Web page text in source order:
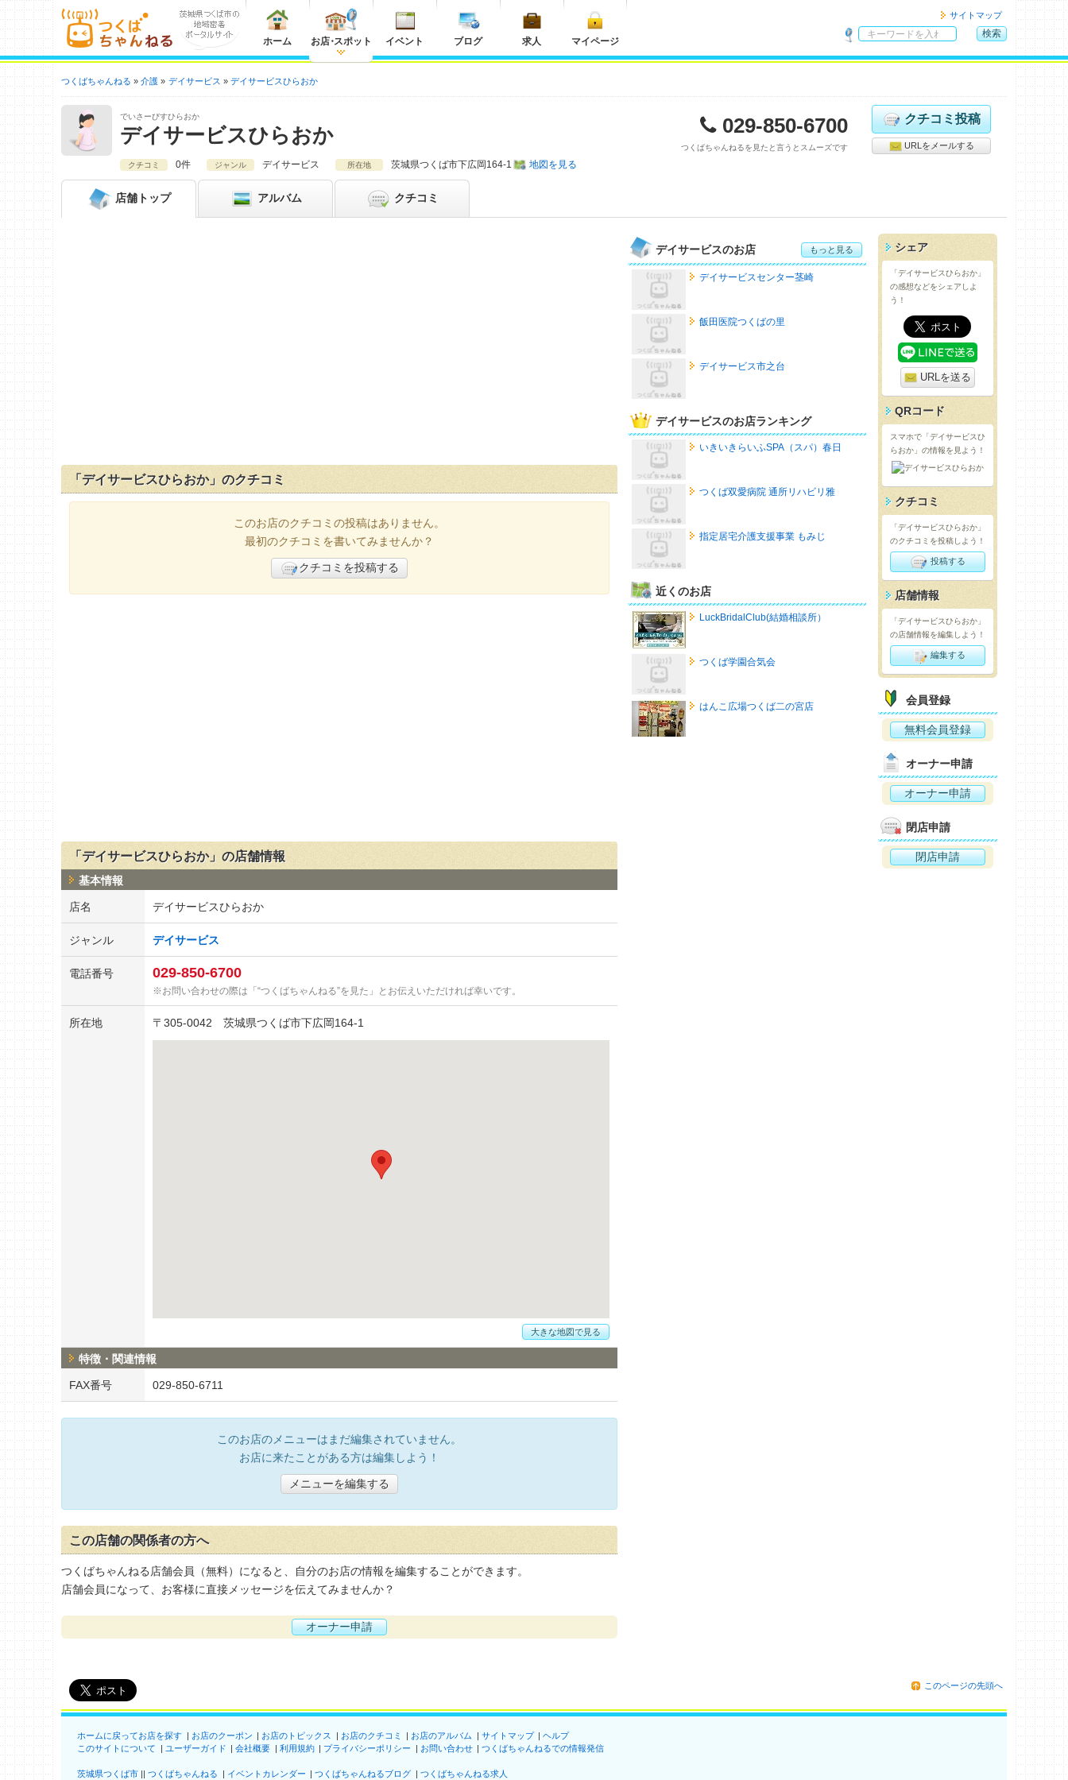
ホーム お店・スポット イベント ブログ 求人 マイページ
サイトマップ
内
索
検索
つくばちゃんねる 介護 デイサービス デイサービスひらおか
でいさーびすひらおか
デイサービスひらおか 029-850-6700
つくばちゃんねるを見たと言うとスムーズです
クチコミ投稿
URLをメールする
クチコミ 0件 ジャンル デイサービス 所在地 茨城県つくば市下広岡164-1 地図を見る
店舗 トップ アルバム クチコミ
「デイサービスひらおか」のクチコミ
このお店のクチコミの投稿はありません。
最初のクチコミを書いてみませんか？
クチコミを投稿する
「デイサービスひらおか」の店舗情報
基本情報
店名 デイサービスひらおか
ジャンル デイサービス
電話番号 029-850-6700
お問い合わせの際は「“つくばちゃんねる”を見た」とお伝えいただければ幸いです。
所在地 〒 305-0042 茨城県つくば市下広岡164-1
大きな地図で見る
特徴・関連情報
FAX番号 029-850-6711
このお店のメニューはまだ編集されていません。
お店に来たことがある方は編集しよう！
メニューを編集する
この店舗の関係者の方へ
つくばちゃんねる店舗会員（無料）になると、自分のお店の情報を編集することができます。
店舗会員になって、お客様に直接メッセージを伝えてみませんか？
オーナー申請
デイサービスのお店 もっと見る
デイサービスセンター茎崎
飯田医院つくばの里
デイサービス市之台
デイサービスのお店ランキング
いきいきらいふSPA（スパ）春日
つくば双愛病院 通所リハビリ雅
指定居宅介護支援事業 もみじ
近くのお店
LuckBridalClub(結婚相談所）
つくば学園合気会
はんこ広場つくば二の宮店
シェア
「デイサービスひらおか」
の感想などをシェアしよ
う！
URLを送る
QRコード
スマホで「デイサービスひ
らおか」の情報を見よう！
クチコミ
「デイサービスひらおか」
のクチコミを投稿しよう！
投稿する
店舗情報
「デイサービスひらおか」
の店舗情報を編集しよう！
編集する
会員登録
無料会員登録
オーナー申請
オーナー申請
閉店申請
閉店申請
このページの先頭へ
ホームに戻ってお店を探す お店のクーポン お店のトピックス お店のクチコミ お店のアルバム サイトマップ
ヘルプ
このサイトについて
ユーザーガイド 会社概要 利用規約 プライバシーポリシー お問い合わせ つくばちゃんねるでの情報発信
茨城県つくば市 つくばちゃんねる イベントカレンダー つくばちゃんねるブログ つくばちゃんねる求人